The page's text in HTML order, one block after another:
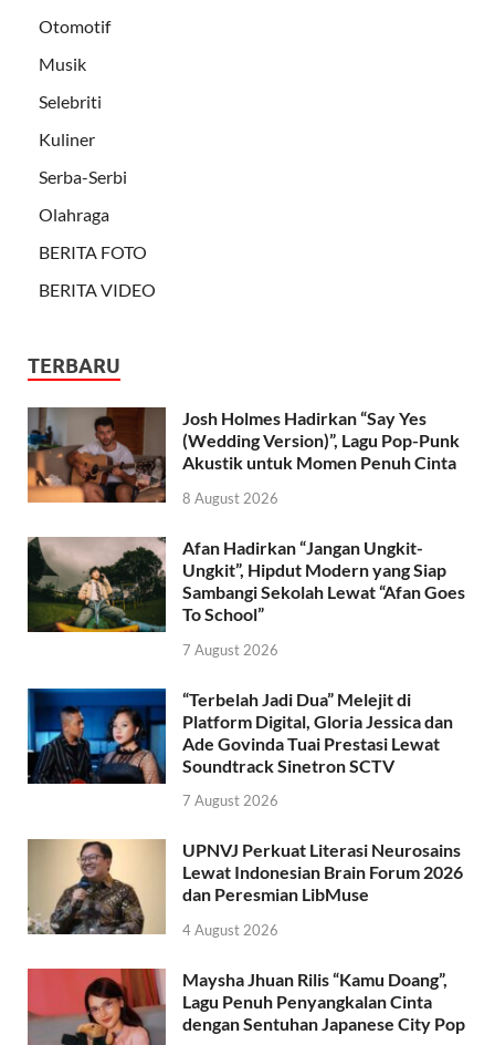
Otomotif
Musik
Selebriti
Kuliner
Serba-Serbi
Olahraga
BERITA FOTO
BERITA VIDEO
TERBARU
Josh Holmes Hadirkan “Say Yes
(Wedding Version)”, Lagu Pop-Punk
Akustik untuk Momen Penuh Cinta
8 August 2026
Afan Hadirkan “Jangan Ungkit-
Ungkit”, Hipdut Modern yang Siap
Sambangi Sekolah Lewat “Afan Goes
To School”
7 August 2026
“Terbelah Jadi Dua” Melejit di
Platform Digital, Gloria Jessica dan
Ade Govinda Tuai Prestasi Lewat
Soundtrack Sinetron SCTV
7 August 2026
UPNVJ Perkuat Literasi Neurosains
Lewat Indonesian Brain Forum 2026
dan Peresmian LibMuse
4 August 2026
Maysha Jhuan Rilis “Kamu Doang”,
Lagu Penuh Penyangkalan Cinta
dengan Sentuhan Japanese City Pop